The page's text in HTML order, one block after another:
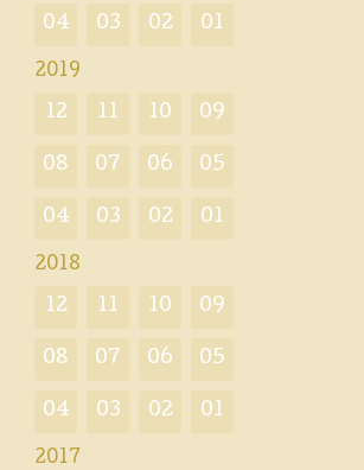
04 03 02 01
2019
12 11 10 09
08 07 06 05
04 03 02 01
2018
12 11 10 09
08 07 06 05
04 03 02 01
2017